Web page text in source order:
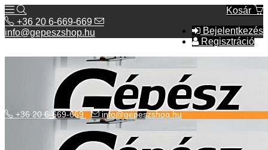
Kosár
Bejelentkezés
Regisztráció
+36 20 6-669-669
info@gepeszshop.hu
+36 20 6-669-669 info@gepeszshop.hu